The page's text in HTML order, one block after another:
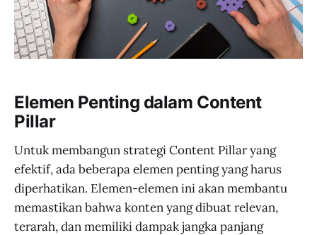
Elemen Penting dalam Content
Pillar
Untuk membangun strategi Content Pillar yang
efektif, ada beberapa elemen penting yang harus
diperhatikan. Elemen-elemen ini akan membantu
memastikan bahwa konten yang dibuat relevan,
terarah, dan memiliki dampak jangka panjang